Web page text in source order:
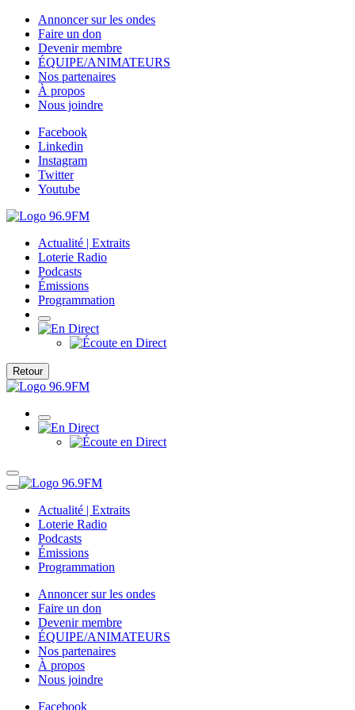
Annoncer sur les ondes
Faire un don
Devenir membre
ÉQUIPE/ANIMATEURS
Nos partenaires
À propos
Nous joindre
Facebook
Linkedin
Instagram
Twitter
Youtube
Actualité | Extraits
Loterie Radio
Podcasts
Émissions
Programmation
Retour
Actualité | Extraits
Loterie Radio
Podcasts
Émissions
Programmation
Annoncer sur les ondes
Faire un don
Devenir membre
ÉQUIPE/ANIMATEURS
Nos partenaires
À propos
Nous joindre
Facebook